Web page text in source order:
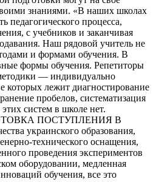
знаниями. «В наших школах
педагогического процесса,
с учебников и заканчивая
Наш рядовой учитель не
и формами обучения. В
формы обучения. Репетиторы
— индивидуально
которых лежит диагностирование
пробелов, систематизация
систем в школе нет.
ПОСТУПЛЕНИЯ В
украинского образования,
технического оснащения,
проведения экспериментов
оборудовании, медленная
обучения, все это